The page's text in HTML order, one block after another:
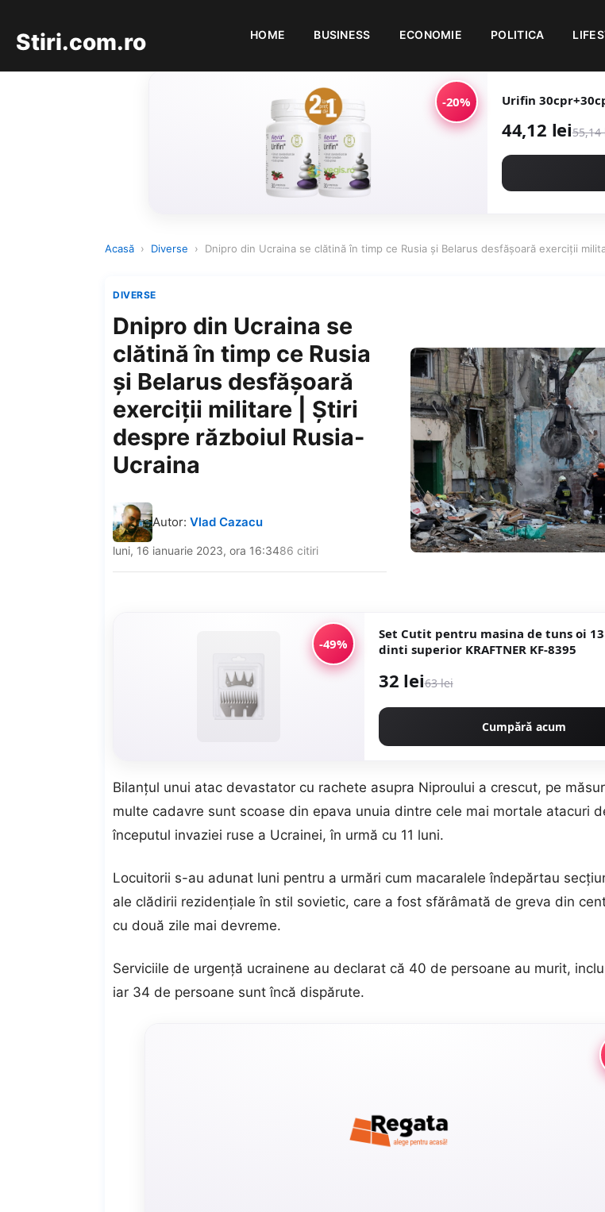
Stiri.com.ro HOME BUSINESS ECONOMIE POLITICA
-20% Urifin
44,12 lei55,14
Acasă › Diverse › Dnipro din Ucraina se clătină în timp ce Rusia și Belarus desfășoară exerciții
DIVERSE
Dnipro din Ucraina se
clătină în timp ce Rusia
și Belarus desfășoară
exerciții militare | Știri
despre războiul Rusia-
Ucraina
Autor: Vlad Cazacu
luni, 16 ianuarie 2023, ora 16:3486 citiri
-49%
Set Cutit pentru masina de tuns oi
dinti superior KRAFTNER KF-8395
32 lei63 lei
Cumpără acum
Bilanțul unui atac devastator cu rachete asupra Niproului a crescut, pe
multe cadavre sunt scoase din epava unuia dintre cele mai mortale atacuri
începutul invaziei ruse a Ucrainei, în urmă cu 11 luni.
Locuitorii s-au adunat luni pentru a urmări cum macaralele îndepărtau
ale clădirii rezidențiale în stil sovietic, care a fost sfărâmată de greva din
cu două zile mai devreme.
Serviciile de urgență ucrainene au declarat că 40 de persoane au murit,
iar 34 de persoane sunt încă dispărute.